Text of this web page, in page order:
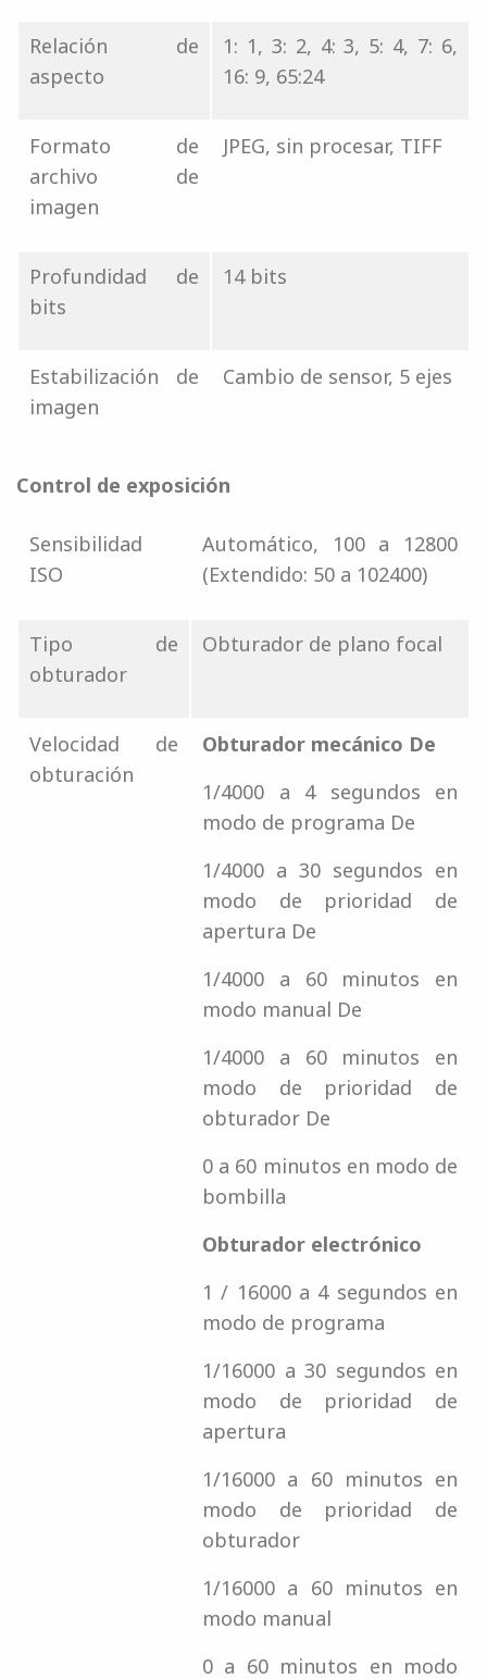
Relación de
aspecto
1: 1, 3: 2, 4: 3, 5: 4, 7: 6,
16: 9, 65:24
Formato de
archivo de
imagen
JPEG, sin procesar, TIFF
Profundidad de
bits
14 bits
Estabilización de
imagen
Cambio de sensor, 5 ejes
Control de exposición
Sensibilidad
ISO
Automático, 100 a 12800
(Extendido: 50 a 102400)
Tipo de
obturador
Obturador de plano focal
Velocidad de
obturación
Obturador mecánico De
1/4000 a 4 segundos en
modo de programa De
1/4000 a 30 segundos en
modo de prioridad de
apertura De
1/4000 a 60 minutos en
modo manual De
1/4000 a 60 minutos en
modo de prioridad de
obturador De
0 a 60 minutos en modo de
bombilla
Obturador electrónico
1 / 16000 a 4 segundos en
modo de programa
1/16000 a 30 segundos en
modo de prioridad de
apertura
1/16000 a 60 minutos en
modo de prioridad de
obturador
1/16000 a 60 minutos en
modo manual
0 a 60 minutos en modo